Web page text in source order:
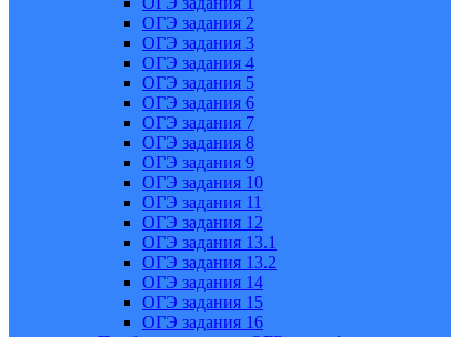
ОГЭ задания 2
ОГЭ задания 3
ОГЭ задания 4
ОГЭ задания 5
ОГЭ задания 6
ОГЭ задания 7
ОГЭ задания 8
ОГЭ задания 9
ОГЭ задания 10
ОГЭ задания 11
ОГЭ задания 12
ОГЭ задания 13.1
ОГЭ задания 13.2
ОГЭ задания 14
ОГЭ задания 15
ОГЭ задания 16